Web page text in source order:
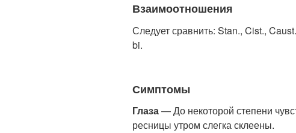
Взаимоотношения
Следует сравнить: Stan., Cist.,
bi.
Симптомы
Глаза— До некоторой степени
ресницы утром слегка склеены.